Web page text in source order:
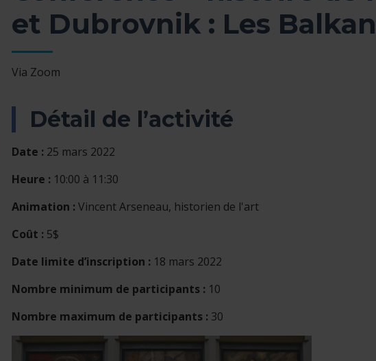
et Dubrovnik : Les
Via Zoom
Détail de l’activité
Date : 25 mars 2022
Heure : 10:00 à 11:30
Animation : Vincent Arseneau, historien de l'art
Coût : 5$
Date limite d’inscription : 18 mars 2022
Nombre minimum de participants : 10
Nombre maximum de participants : 30